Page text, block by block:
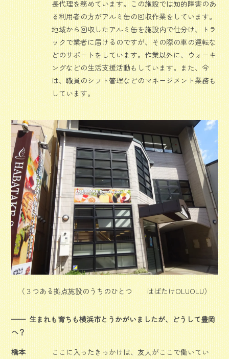
長代理を務めています。この施設では知的障害のあ
る利用者の方がアルミ缶の回収作業をしています。
地域から回収したアルミ缶を施設内で仕分け、トラ
ックで業者に届けるのですが、その際の車の運転な
どのサポートをしています。作業以外に、ウォーキ
ングなどの生活支援活動もしています。また、今
は、職員のシフト管理などのマネージメント業務も
しています。
（３つある拠点施設のうちのひとつ はばたけOLUOLU）
生まれも育ちも横浜市とうかがいましたが、どうして豊岡
へ？
橋本
ここに入ったきっかけは、友人がここで働いてい